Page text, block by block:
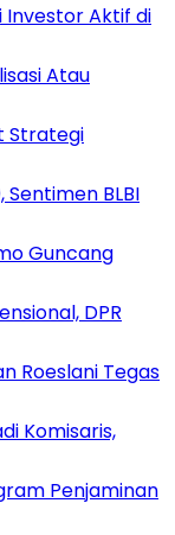
Investor Aktif di
Atau
Strategi
Sentimen BLBI
Guncang
DPR
Roeslani Tegas
Komisaris,
Penjaminan